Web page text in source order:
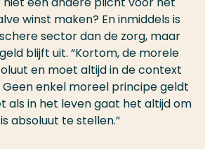
winst maken? En inmiddels is
sector dan de zorg, maar
blijft uit. “Kortom, de morele
en moet altijd in de context
enkel moreel principe geldt
als in het leven gaat het altijd om
absoluut te stellen.”